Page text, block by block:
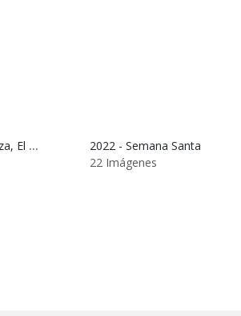
2022 - La Torraza, El Tormillo
2022 - Semana Santa
22 Imágenes